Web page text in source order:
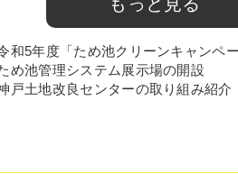
和5年度「ため池クリーンキャンペ
め池管理システム展示場の開設
戸土地改良センターの取り組み紹